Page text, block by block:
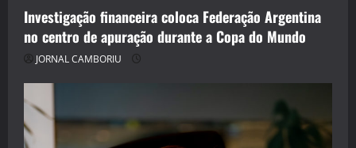
Investigação financeira coloca Federação Argentina
no centro de apuração durante a Copa do Mundo
JORNAL CAMBORIU